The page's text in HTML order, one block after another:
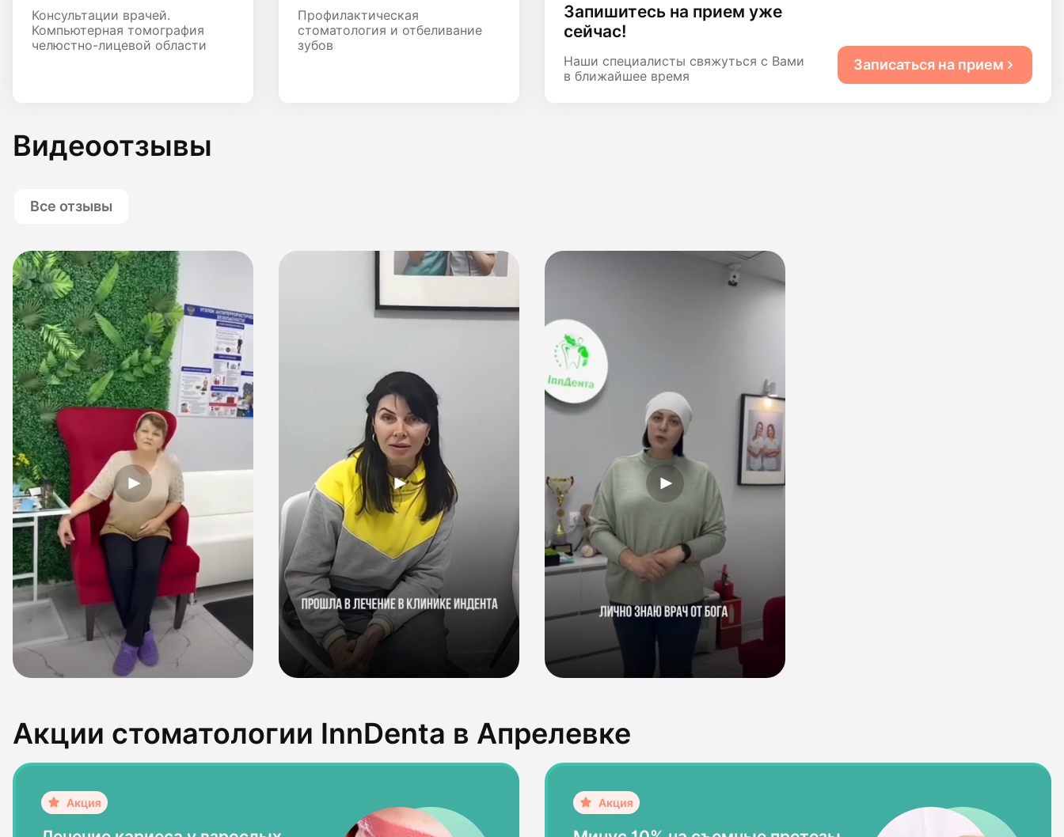
Консультации врачей.
Компьютерная томография
челюстно-лицевой области
Профилактическая
стоматология и отбеливание
зубов
Запишитесь на прием уже
сейчас!
Наши специалисты свяжуться с Вами
в ближайшее время
Записаться на прием
Видеоотзывы
Все отзывы
Акции стоматологии InnDenta в Апрелевке